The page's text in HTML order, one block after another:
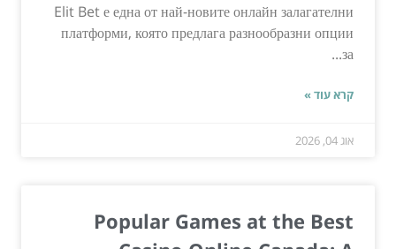
Elit Bet е една от най-новите онлайн залагателни
платформи, която предлага разнообразни опции
за...
קרא עוד »
אוג 04, 2026
Popular Games at the Best